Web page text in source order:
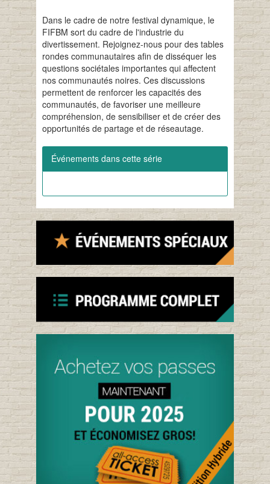
Dans le cadre de notre festival dynamique, le
FIFBM sort du cadre de l'industrie du
divertissement. Rejoignez-nous pour des tables
rondes communautaires afin de disséquer les
questions sociétales importantes qui affectent
nos communautés noires. Ces discussions
permettent de renforcer les capacités des
communautés, de favoriser une meilleure
compréhension, de sensibiliser et de créer des
opportunités de partage et de réseautage.
Événements dans cette série